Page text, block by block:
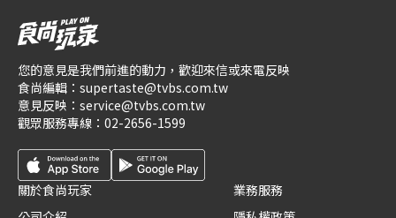
您的意見是我們前進的動力，歡迎來信或來電反映
食尚編輯： supertaste@tvbs.com.tw
意見反映： service@tvbs.com.tw
觀眾服務專線： 02-2656-1599
關於食尚玩家
業務服務